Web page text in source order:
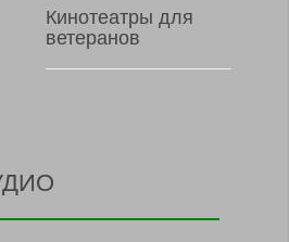
Кинотеатры для
ветеранов